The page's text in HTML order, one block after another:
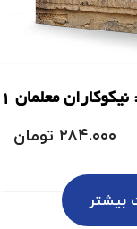
معلمان 1
۲۸۴.۰۰۰ تومان
بیشتر